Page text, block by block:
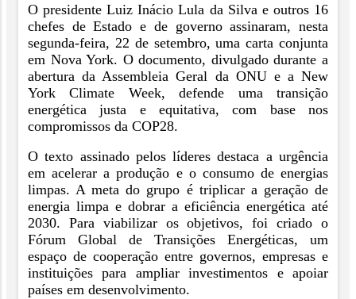
O presidente Luiz Inácio Lula da Silva e outros 16
chefes de Estado e de governo assinaram, nesta
segunda-feira, 22 de setembro, uma carta conjunta
em Nova York. O documento, divulgado durante a
abertura da Assembleia Geral da ONU e a New
York Climate Week, defende uma transição
energética justa e equitativa, com base nos
compromissos da COP28.
O texto assinado pelos líderes destaca a urgência
em acelerar a produção e o consumo de energias
limpas. A meta do grupo é triplicar a geração de
energia limpa e dobrar a eficiência energética até
2030. Para viabilizar os objetivos, foi criado o
Fórum Global de Transições Energéticas, um
espaço de cooperação entre governos, empresas e
instituições para ampliar investimentos e apoiar
países em desenvolvimento.